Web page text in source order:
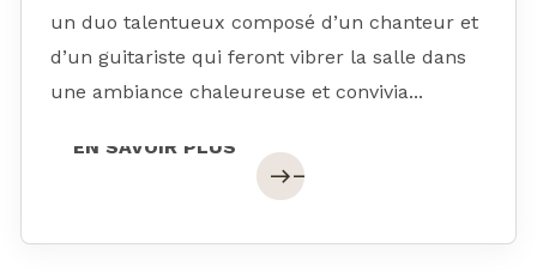
un duo talentueux composé d’un chanteur et
d’un guitariste qui feront vibrer la salle dans
une ambiance chaleureuse et convivia...
EN SAVOIR PLUS
easteast